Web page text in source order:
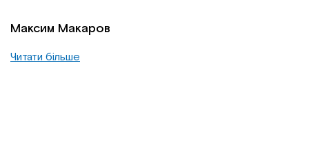
Максим Макаров
Читати більше